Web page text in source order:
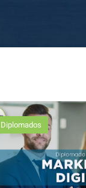
Diplomados